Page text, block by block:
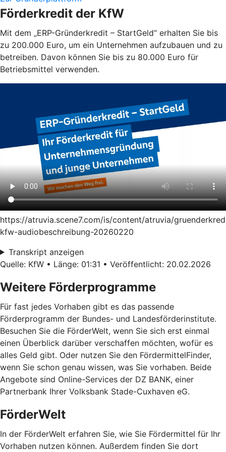
Förderkredit der KfW
Mit dem „ERP-Gründerkredit – StartGeld“ erhalten Sie bis
zu 200.000 Euro, um ein Unternehmen aufzubauen und zu
betreiben. Davon können Sie bis zu 80.000 Euro für
Betriebsmittel verwenden.
https://atruvia.scene7.com/is/content/atruvia/
kfw-audiobeschreibung-20260220
Transkript anzeigen
Quelle: KfW • Länge: 01:31 • Veröffentlicht: 20.02.2026
Weitere Förderprogramme
Für fast jedes Vorhaben gibt es das passende
Förderprogramm der Bundes- und Landesförderinstitute.
Besuchen Sie die FörderWelt, wenn Sie sich erst einmal
einen Überblick darüber verschaffen möchten, wofür es
alles Geld gibt. Oder nutzen Sie den FördermittelFinder,
wenn Sie schon genau wissen, was Sie vorhaben. Beide
Angebote sind Online-Services der DZ BANK, einer
Partnerbank Ihrer Volksbank Stade-Cuxhaven eG.
FörderWelt
In der FörderWelt erfahren Sie, wie Sie Fördermittel für Ihr
Vorhaben nutzen können. Außerdem finden Sie dort